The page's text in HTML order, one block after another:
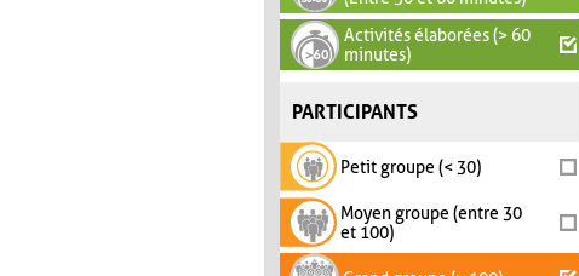
Activités élaborées (> 60
minutes)
PARTICIPANTS
Petit groupe (< 30)
Moyen groupe (entre 30
et 100)